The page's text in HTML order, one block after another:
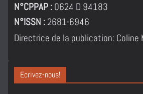
N°CPPAP : 0624 D 94183
N°ISSN :2681-6946
Directrice de la publication: Coline
Ecrivez-nous!